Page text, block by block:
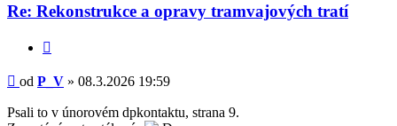
Re: Rekonstrukce a opravy tramvajových tratí
Příspěvek
od P_V » 08.3.2026 19:59
Psali to v únorovém dpkontaktu, strana 9.